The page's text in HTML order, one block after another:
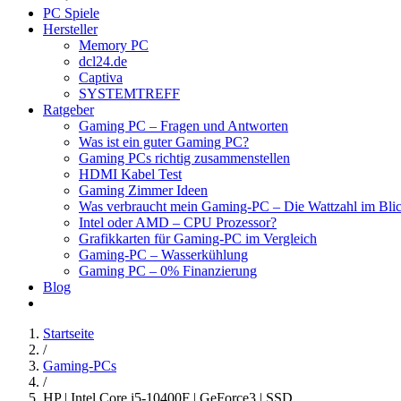
PC Spiele
Hersteller
Memory PC
dcl24.de
Captiva
SYSTEMTREFF
Ratgeber
Gaming PC – Fragen und Antworten
Was ist ein guter Gaming PC?
Gaming PCs richtig zusammenstellen
HDMI Kabel Test
Gaming Zimmer Ideen
Was verbraucht mein Gaming-PC – Die Wattzahl im
Intel oder AMD – CPU Prozessor?
Grafikkarten für Gaming-PC im Vergleich
Gaming-PC – Wasserkühlung
Gaming PC – 0% Finanzierung
Blog
Startseite
/
Gaming-PCs
/
HP | Intel Core i5-10400F | GeForce3 | SSD